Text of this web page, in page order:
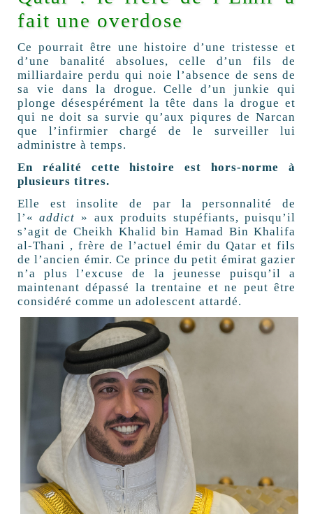
fait une overdose
Ce pourrait être une histoire d’une tristesse et
d’une banalité absolues, celle d’un fils de
milliardaire perdu qui noie l’absence de sens de
sa vie dans la drogue. Celle d’un junkie qui
plonge désespérément la tête dans la drogue et
qui ne doit sa survie qu’aux piqures de Narcan
que l’infirmier chargé de le surveiller lui
administre à temps.
En réalité cette histoire est hors-norme à
plusieurs titres.
Elle est insolite de par la personnalité de
l’«addict » aux produits stupéfiants, puisqu’il
s’agit de Cheikh Khalid bin Hamad Bin Khalifa
al-Thani , frère de l’actuel émir du Qatar et fils
de l’ancien émir. Ce prince du petit émirat gazier
n’a plus l’excuse de la jeunesse puisqu’il a
maintenant dépassé la trentaine et ne peut être
considéré comme un adolescent attardé.